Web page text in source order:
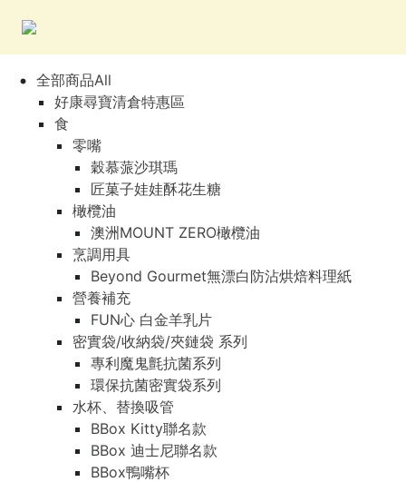
全部商品All
好康尋寶清倉特惠區
食
零嘴
穀慕蒎沙琪瑪
匠菓子娃娃酥花生糖
橄欖油
澳洲MOUNT ZERO橄欖油
烹調用具
Beyond Gourmet無漂白防沾烘焙料理紙
營養補充
FUN心 白金羊乳片
密實袋/收納袋/夾鏈袋 系列
專利魔鬼氈抗菌系列
環保抗菌密實袋系列
水杯、替換吸管
BBox Kitty聯名款
BBox 迪士尼聯名款
BBox鴨嘴杯